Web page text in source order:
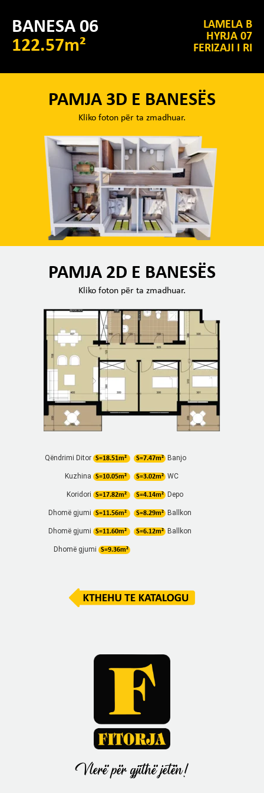
BANESA 06
122.57m²
LAMELA B
HYRJA 07
FERIZAJI I RI
PAMJA 3D E BANESËS
Kliko foton për ta zmadhuar.
PAMJA 2D E BANESËS
Kliko foton për ta zmadhuar.
Qëndrimi Ditor S=18.51m²
Kuzhina S=10.05m²
Koridori S=17.82m²
Dhomë gjumi S=11.56m²
Dhomë gjumi S=11.60m²
Dhomë gjumi S=9.36m²
S=7.47m² Banjo
S=3.02m² WC
S=4.14m² Depo
S=8.29m² Ballkon
S=6.12m² Ballkon
Vlerë për gjithë jetën!